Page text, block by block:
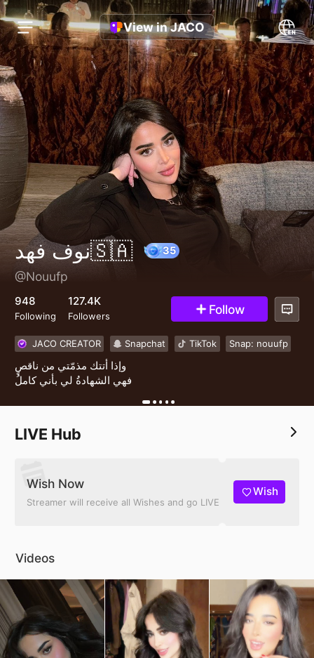
View in JACO
نوف فهد🇸🇦
@Nouufp
948
Following
127.4K
Followers Follow
JACO CREATOR Snapchat TikTok Snap: nouufp
وإذا أتتك مذمّتي من ناقصٍ
فهي الشهادةُ لي بأني كاملُ
LIVE Hub
Wish Now
Streamer will receive all Wishes and go LIVE
Wish
Videos